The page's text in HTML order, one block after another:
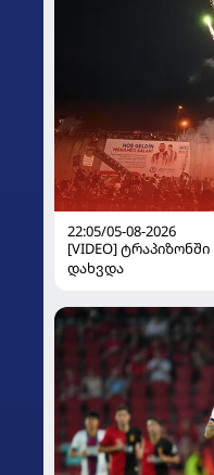
22:05/05-08-2026
[VIDEO]
დახვდა